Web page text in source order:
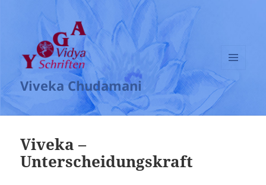
Viveka Chudamani
UND
WIDGETS
Viveka –
Unterscheidungskraft